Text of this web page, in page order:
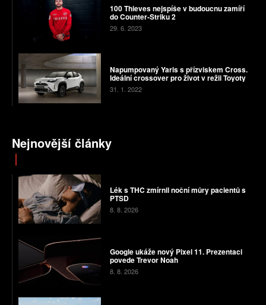
100 Thieves nejspíše v budoucnu zamíří
do Counter-Striku 2
29. 6. 2023
Napumpovaný Yaris s přízviskem Cross.
Ideální crossover pro život v režii Toyoty
31. 1. 2022
Nejnovější články
Lék s THC zmírnil noční můry pacientů s
PTSD
8. 8. 2026
Google ukáže nový Pixel 11. Prezentaci
povede Trevor Noah
8. 8. 2026